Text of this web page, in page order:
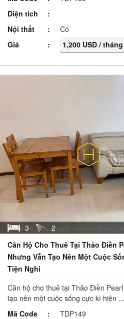
Diện tích
Nội thất
Có
Giá
1,200 USD / tháng
3
2
Căn Hộ Cho Thuê Tại Thảo Điền
Nhưng Vẫn Tạo Nên Một Cuộc
Tiện Nghi
Căn hộ cho thuê tại Thảo Điền
tạo nên một cuộc sống cực kì hiện ...
Mã Code
TDP149